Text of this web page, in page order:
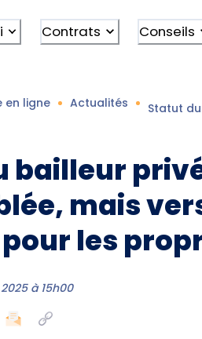
Contrats Conseils
en ligne Actualités Statut
bailleur
mais
les
à 15h00